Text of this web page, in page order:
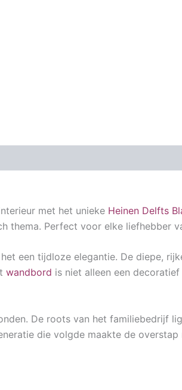
met het unieke Heinen Delfts
thema. Perfect voor elke liefhebber
een tijdloze elegantie. De diepe,
wandbord is niet alleen een
De roots van het familiebedrijf
die volgde maakte de